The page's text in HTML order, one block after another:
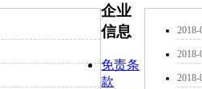
2018-
2018-
2018-
企业
信息
免责条
款